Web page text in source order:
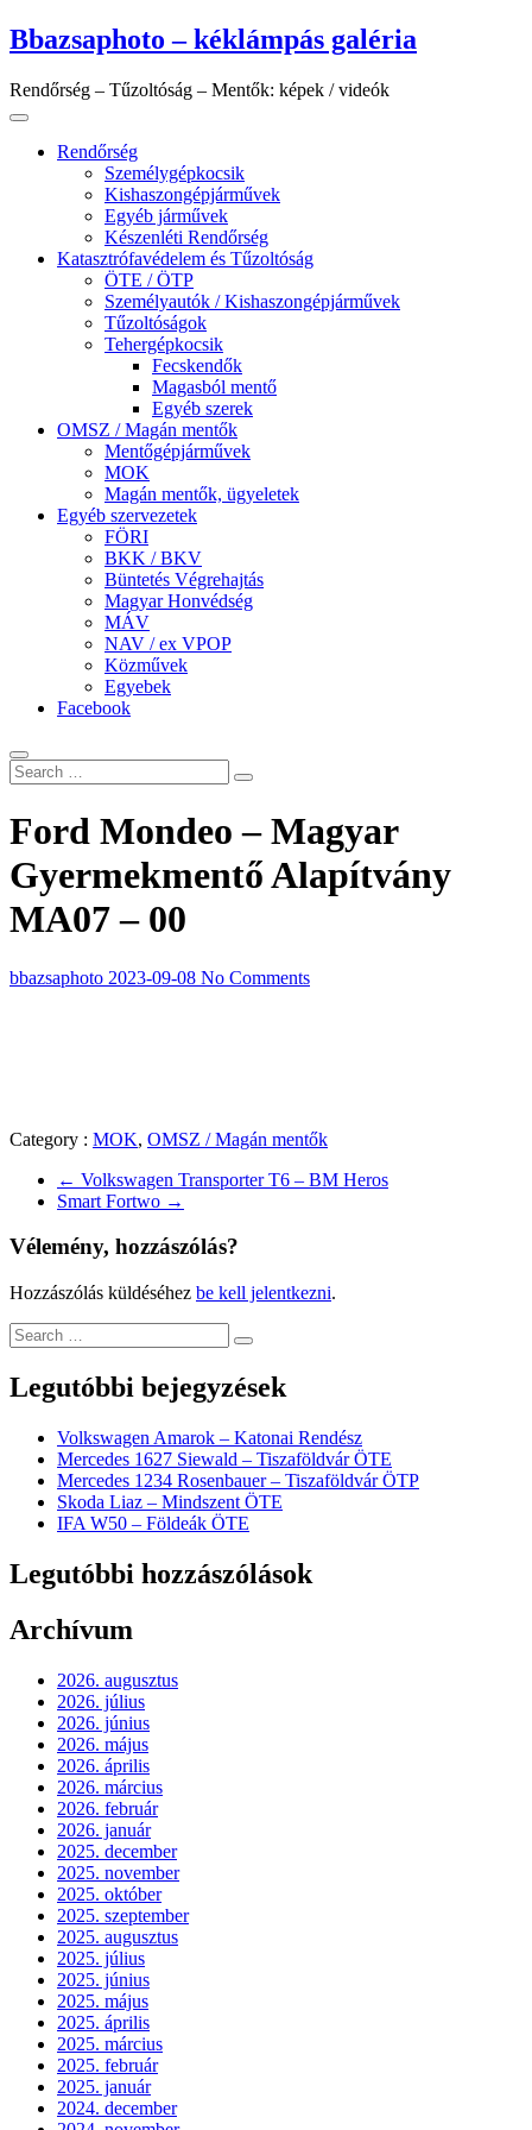
Skip
to
Bbazsaphoto – kéklámpás galéria
Rendőrség – Tűzoltóság – Mentők: képek / videók
Rendőrség
Személygépkocsik
Kishaszongépjárművek
Egyéb járművek
Készenléti Rendőrség
Katasztrófavédelem és Tűzoltóság
ÖTE / ÖTP
Személyautók / Kishaszongépjárművek
Tűzoltóságok
Tehergépkocsik
Fecskendők
Magasból mentő
Egyéb szerek
OMSZ / Magán mentők
Mentőgépjárművek
MOK
Magán mentők, ügyeletek
Egyéb szervezetek
FÖRI
BKK / BKV
Büntetés Végrehajtás
Magyar Honvédség
MÁV
NAV / ex VPOP
Közművek
Egyebek
Facebook
Ford Mondeo – Magyar
Gyermekmentő Alapítvány
MA07 – 00
bbazsaphoto 2023-09-08 No Comments
Category : MOK, OMSZ / Magán mentők
← Volkswagen Transporter T6 – BM Heros
Smart Fortwo →
Vélemény, hozzászólás?
Hozzászólás küldéséhez be kell jelentkezni.
Legutóbbi bejegyzések
Volkswagen Amarok – Katonai Rendész
Mercedes 1627 Siewald – Tiszaföldvár ÖTE
Mercedes 1234 Rosenbauer – Tiszaföldvár ÖTP
Skoda Liaz – Mindszent ÖTE
IFA W50 – Földeák ÖTE
Legutóbbi hozzászólások
Archívum
2026. augusztus
2026. július
2026. június
2026. május
2026. április
2026. március
2026. február
2026. január
2025. december
2025. november
2025. október
2025. szeptember
2025. augusztus
2025. július
2025. június
2025. május
2025. április
2025. március
2025. február
2025. január
2024. december